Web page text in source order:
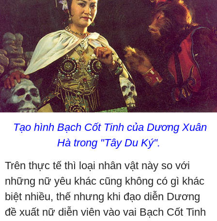
Tạo hình Bạch Cốt Tinh của Dương Xuân
Hà trong "Tây Du Ký".
Trên thực tế thì loại nhân vật này so với
những nữ yêu khác cũng không có gì khác
biệt nhiều, thế nhưng khi đạo diễn Dương
đề xuất nữ diễn viên vào vai Bạch Cốt Tinh